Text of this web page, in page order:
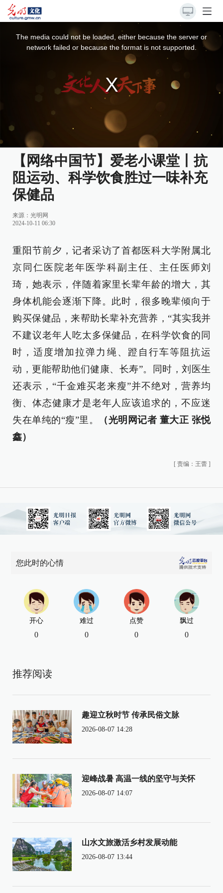
The media could not be loaded, either because the server or
network failed or because the format is not supported.
【网络中国节】爱老小课堂丨抗
阻运动、科学饮食胜过一味补充
保健品
来源： 光明网
2024-10-11 06:30
重阳节前夕，记者采访了首都医科大学附属北
京同仁医院老年医学科副主任、主任医师刘
琦，她表示，伴随着家里长辈年龄的增大，其
身体机能会逐渐下降。此时，很多晚辈倾向于
购买保健品，来帮助长辈补充营养，“其实我并
不建议老年人吃太多保健品，在科学饮食的同
时，适度增加拉弹力绳、蹬自行车等阻抗运
动，更能帮助他们健康、长寿”。同时，刘医生
还表示，“千金难买老来瘦”并不绝对，营养均
衡、体态健康才是老年人应该追求的，不应迷
失在单纯的“瘦”里。
（光明网记者 董大正 张悦
鑫）
[ 责编：王蕾 ]
您此时的心情
开心
0
难过
0
点赞
0
飘过
0
推荐阅读
趣迎立秋时节 传承民俗文脉
2026-08-07 14:28
迎峰战暑 高温一线的坚守与关怀
2026-08-07 14:07
山水文旅激活乡村发展动能
2026-08-07 13:44